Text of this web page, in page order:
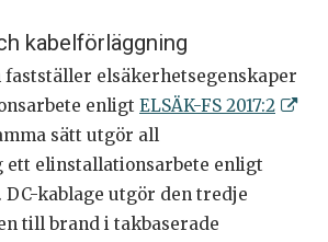
kabelförläggning
fastställer elsäkerhetsegenskaper
enligt ELSÄK-FS 2017:2
sätt utgör all
ett elinstallationsarbete enligt
DC-kablage utgör den tredje
till brand i takbaserade